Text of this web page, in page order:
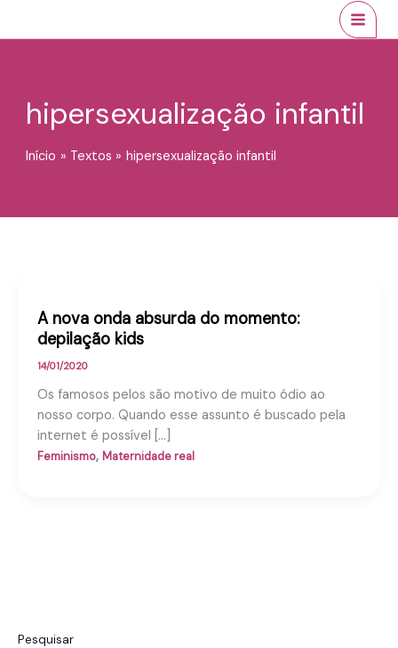
hipersexualização infantil
Início Textos hipersexualização infantil
Pesquisar
A nova onda absurda do momento:
depilação kids
14/01/2020
Os famosos pelos são motivo de muito ódio ao
nosso corpo. Quando esse assunto é buscado pela
internet é possível […]
Feminismo, Maternidade real